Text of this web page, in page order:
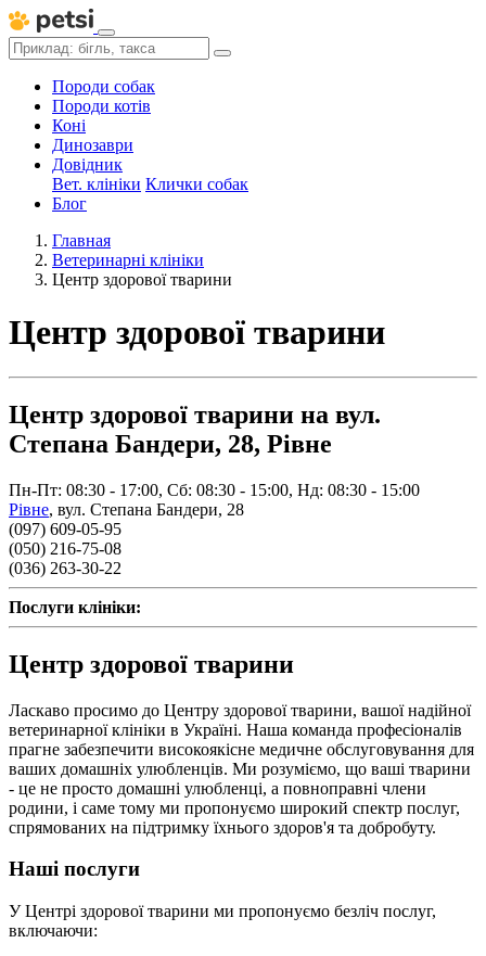
Породи собак
Породи котів
Коні
Динозаври
Довідник
Вет. клініки Клички собак
Блог
Главная
Ветеринарні клініки
Центр здорової тварини
Центр здорової тварини
Центр здорової тварини на вул.
Степана Бандери, 28, Рівне
Пн-Пт: 08:30 - 17:00, Сб: 08:30 - 15:00, Нд: 08:30 - 15:00
Рівне, вул. Степана Бандери, 28
(097) 609-05-95
(050) 216-75-08
(036) 263-30-22
Послуги клініки:
Центр здорової тварини
Ласкаво просимо до Центру здорової тварини, вашої надійної
ветеринарної клініки в Україні. Наша команда професіоналів
прагне забезпечити високоякісне медичне обслуговування для
ваших домашніх улюбленців. Ми розуміємо, що ваші тварини
- це не просто домашні улюбленці, а повноправні члени
родини, і саме тому ми пропонуємо широкий спектр послуг,
спрямованих на підтримку їхнього здоров'я та добробуту.
Наші послуги
У Центрі здорової тварини ми пропонуємо безліч послуг,
включаючи: